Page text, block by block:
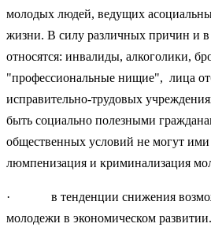
молодых людей, ведущих
жизни. В силу различных при­чин и
относятся: инвалиды, алкоголики,
"профессиональные нищие", лица
исп­равительно-трудовых
быть социально полезными
общественных условий не могут ими
люмпенизация и криминализация
· в тенденции снижения
молодежи в экономическом